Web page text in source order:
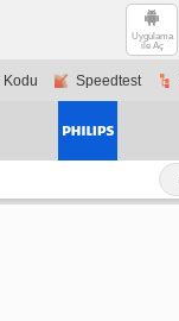
Uygulama
ile Aç
Kodu Speedtest